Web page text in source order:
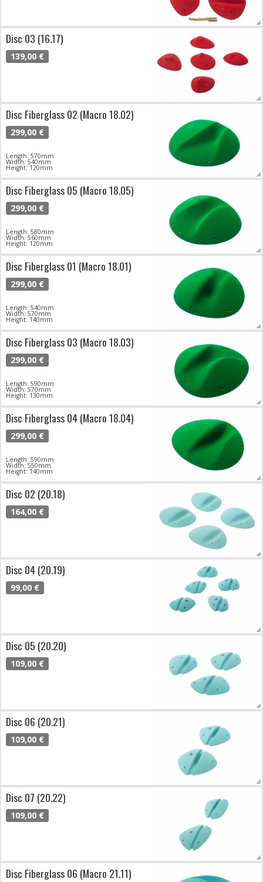
Disc 03 (16.17)
139,00 €
Disc Fiberglass 02 (Macro 18.02)
299,00 €
Length: 570mm
Width: 540mm
Height: 120mm
Disc Fiberglass 05 (Macro 18.05)
299,00 €
Length: 580mm
Width: 560mm
Height: 120mm
Disc Fiberglass 01 (Macro 18.01)
299,00 €
Length: 540mm
Width: 570mm
Height: 140mm
Disc Fiberglass 03 (Macro 18.03)
299,00 €
Length: 590mm
Width: 570mm
Height: 130mm
Disc Fiberglass 04 (Macro 18.04)
299,00 €
Length: 590mm
Width: 550mm
Height: 140mm
Disc 02 (20.18)
164,00 €
Disc 04 (20.19)
99,00 €
Disc 05 (20.20)
109,00 €
Disc 06 (20.21)
109,00 €
Disc 07 (20.22)
109,00 €
Disc Fiberglass 06 (Macro 21.11)